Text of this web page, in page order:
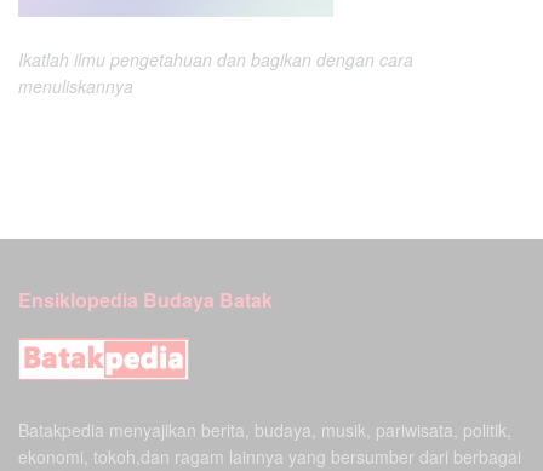
Ikatlah ilmu pengetahuan dan bagikan dengan cara
menuliskannya
Ensiklopedia Budaya Batak
Batakpedia menyajikan berita, budaya, musik, pariwisata, politik,
ekonomi, tokoh,dan ragam lainnya yang bersumber dari berbagai